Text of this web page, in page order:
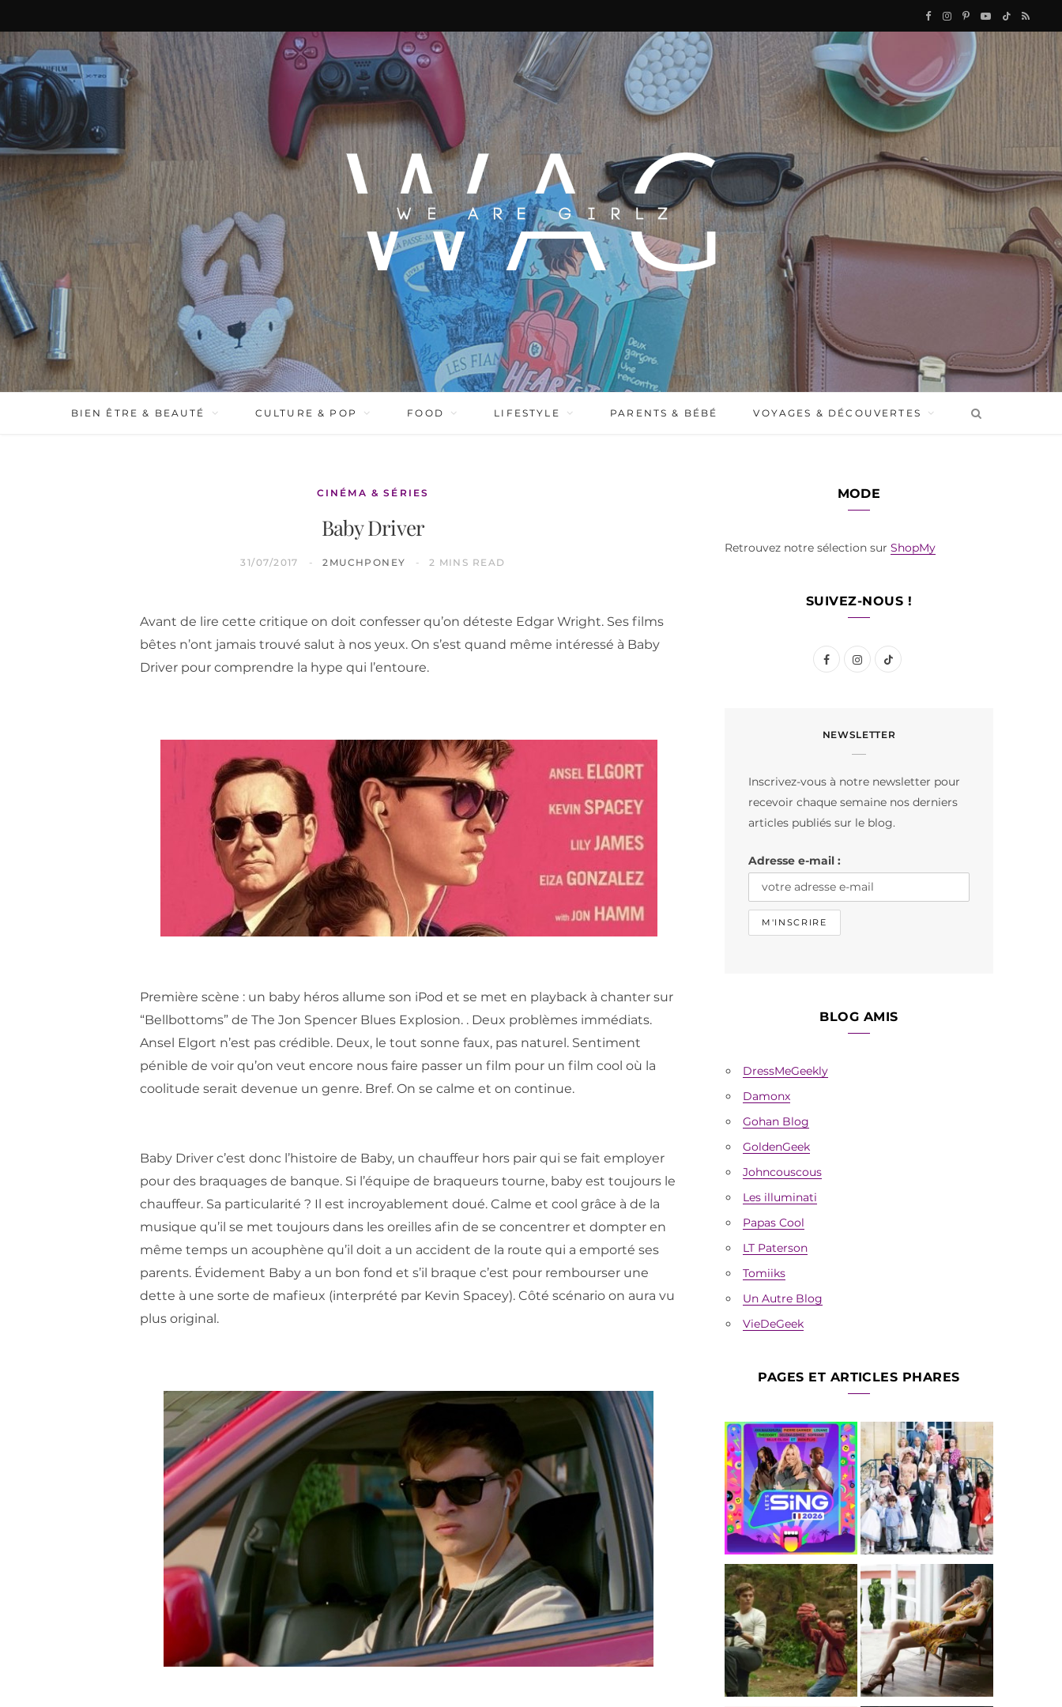
F
c
o
k
I
s
g
a
P
r
Y
b
e
T
k
R
BIEN ÊTRE & BEAUTÉ CULTURE & POP FOOD LIFESTYLE PARENTS & BÉBÉ VOYAGES & DÉCOUVERTES
CINÉMA & SÉRIES
Baby Driver
31/07/2017 2MUCHPONEY 2 MINS READ
Avant de lire cette critique on doit confesser qu’on déteste Edgar Wright. Ses films
bêtes n’ont jamais trouvé salut à nos yeux. On s’est quand même intéressé à Baby
Driver pour comprendre la hype qui l’entoure.
Première scène : un baby héros allume son iPod et se met en playback à chanter sur
“Bellbottoms” de The Jon Spencer Blues Explosion. . Deux problèmes immédiats.
Ansel Elgort n’est pas crédible. Deux, le tout sonne faux, pas naturel. Sentiment
pénible de voir qu’on veut encore nous faire passer un film pour un film cool où la
coolitude serait devenue un genre. Bref. On se calme et on continue.
Baby Driver c’est donc l’histoire de Baby, un chauffeur hors pair qui se fait employer
pour des braquages de banque. Si l’équipe de braqueurs tourne, baby est toujours le
chauffeur. Sa particularité ? Il est incroyablement doué. Calme et cool grâce à de la
musique qu’il se met toujours dans les oreilles afin de se concentrer et dompter en
même temps un acouphène qu’il doit a un accident de la route qui a emporté ses
parents. Évidement Baby a un bon fond et s’il braque c’est pour rembourser une
dette à une sorte de mafieux (interprété par Kevin Spacey). Côté scénario on aura vu
plus original.
MODE
Retrouvez notre sélection sur ShopMy
SUIVEZ-NOUS !
F
e
o
I
t
r
m
T
T
NEWSLETTER
Inscrivez-vous à notre newsletter pour
recevoir chaque semaine nos derniers
articles publiés sur le blog.
Adresse e-mail :
BLOG AMIS
DressMeGeekly
Damonx
Gohan Blog
GoldenGeek
Johncouscous
Les illuminati
Papas Cool
LT Paterson
Tomiiks
Un Autre Blog
VieDeGeek
PAGES ET ARTICLES PHARES